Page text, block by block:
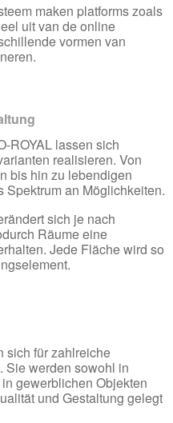
maken platforms zoals
uit van de online
vormen van
ROYAL lassen sich
realisieren. Von
bis hin zu lebendigen
Spektrum an Möglichkeiten.
sich je nach
Räume eine
Jede Fläche wird so
sich für zahlreiche
Sie werden sowohl in
gewerblichen Objekten
und Gestaltung gelegt